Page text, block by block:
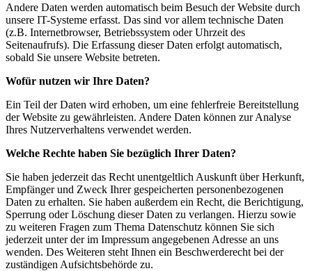
Andere Daten werden automatisch beim Besuch der Website durch
unsere IT-Systeme erfasst. Das sind vor allem technische Daten
(z.B. Internetbrowser, Betriebssystem oder Uhrzeit des
Seitenaufrufs). Die Erfassung dieser Daten erfolgt automatisch,
sobald Sie unsere Website betreten.
Wofür nutzen wir Ihre Daten?
Ein Teil der Daten wird erhoben, um eine fehlerfreie Bereitstellung
der Website zu gewährleisten. Andere Daten können zur Analyse
Ihres Nutzerverhaltens verwendet werden.
Welche Rechte haben Sie bezüglich Ihrer Daten?
Sie haben jederzeit das Recht unentgeltlich Auskunft über Herkunft,
Empfänger und Zweck Ihrer gespeicherten personenbezogenen
Daten zu erhalten. Sie haben außerdem ein Recht, die Berichtigung,
Sperrung oder Löschung dieser Daten zu verlangen. Hierzu sowie
zu weiteren Fragen zum Thema Datenschutz können Sie sich
jederzeit unter der im Impressum angegebenen Adresse an uns
wenden. Des Weiteren steht Ihnen ein Beschwerderecht bei der
zuständigen Aufsichtsbehörde zu.